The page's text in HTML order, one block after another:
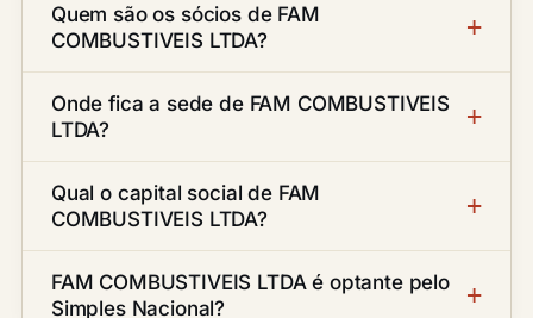
Quem são os sócios de FAM
COMBUSTIVEIS LTDA?
Onde fica a sede de FAM COMBUSTIVEIS
LTDA?
Qual o capital social de FAM
COMBUSTIVEIS LTDA?
FAM COMBUSTIVEIS LTDA é optante pelo
Simples Nacional?